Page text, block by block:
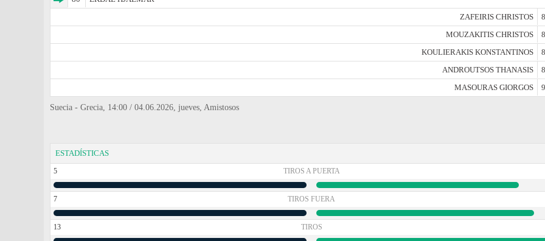
ZAFEIRIS CHRISTOS
MOUZAKITIS CHRISTOS
KOULIERAKIS KONSTANTINOS
ANDROUTSOS THANASIS
MASOURAS GIORGOS
Suecia - Grecia, 14:00 / 04.06.2026, jueves, Amistosos
ESTADÍSTICAS
5 TIROS A PUERTA
7 TIROS FUERA
13 TIROS